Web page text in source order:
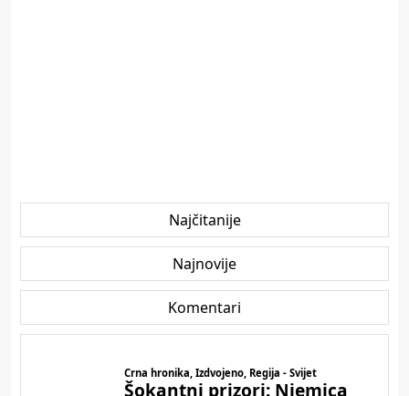
Najčitanije
Najnovije
Komentari